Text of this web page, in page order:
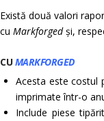
Există două valori
cu Markforgedși,
CUMARKFORGED
Acesta este costul
imprimate într-o
Include piese